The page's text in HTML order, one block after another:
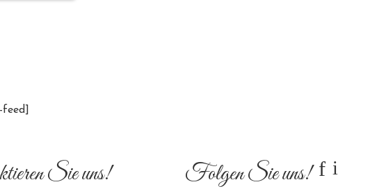
Sie uns! Folgen Sie uns! f i